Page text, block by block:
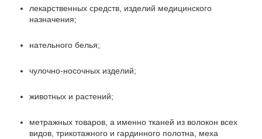
лекарственных средств, изделий медицинского
назначения;
нательного белья;
чулочно-носочных изделий;
животных и растений;
метражных товаров, а именно тканей из волокон всех
видов, трикотажного и гардинного полотна, меха